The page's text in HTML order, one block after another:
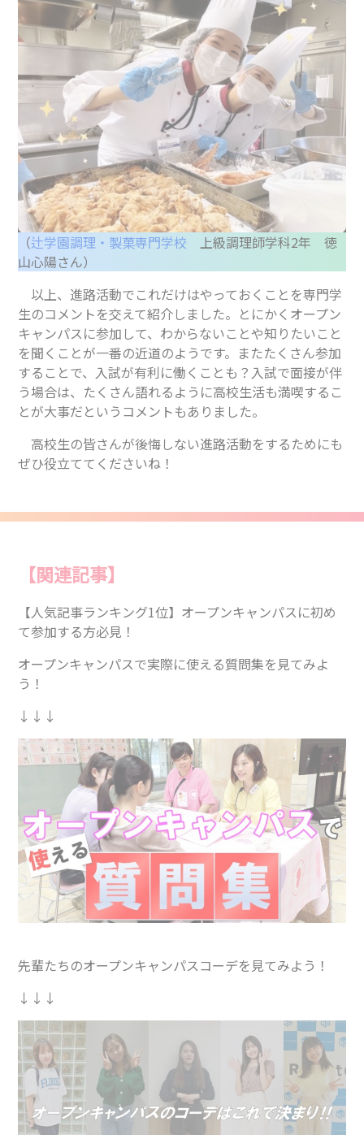
（辻学園調理・製菓専門学校 上級調理師学科2年 徳
山心陽さん）
以上、進路活動でこれだけはやっておくことを専門学
生のコメントを交えて紹介しました。とにかくオープン
キャンパスに参加して、わからないことや知りたいこと
を聞くことが一番の近道のようです。またたくさん参加
することで、入試が有利に働くことも？入試で面接が伴
う場合は、たくさん語れるように高校生活も満喫するこ
とが大事だというコメントもありました。
高校生の皆さんが後悔しない進路活動をするためにも
ぜひ役立ててくださいね！
【関連記事】
【人気記事ランキング1位】オープンキャンパスに初め
て参加する方必見！
オープンキャンパスで実際に使える質問集を見てみよ
う！
↓↓↓
先輩たちのオープンキャンパスコーデを見てみよう！
↓↓↓